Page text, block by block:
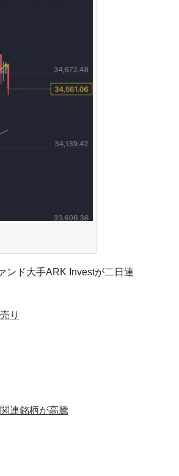
ンド大手ARK Investが二日連
り
連銘柄が高騰